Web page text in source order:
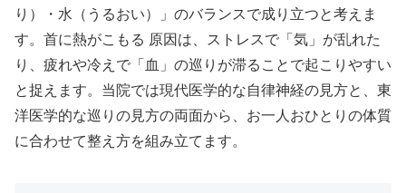
り）・水（うるおい）」のバランスで成り立つと考えま
す。首に熱がこもる 原因は、ストレスで「気」が乱れた
り、疲れや冷えで「血」の巡りが滞ることで起こりやすい
と捉えます。当院では現代医学的な自律神経の見方と、東
洋医学的な巡りの見方の両面から、お一人おひとりの体質
に合わせて整え方を組み立てます。